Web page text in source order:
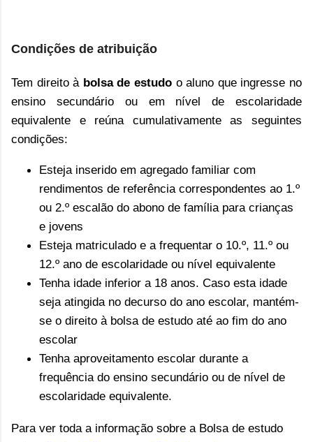
Condições de atribuição
Tem direito à bolsa de estudo o aluno que ingresse no
ensino secundário ou em nível de escolaridade
equivalente e reúna cumulativamente as seguintes
condições:
Esteja inserido em agregado familiar com
rendimentos de referência correspondentes ao 1.º
ou 2.º escalão do abono de família para crianças
e jovens
Esteja matriculado e a frequentar o 10.º, 11.º ou
12.º ano de escolaridade ou nível equivalente
Tenha idade inferior a 18 anos. Caso esta idade
seja atingida no decurso do ano escolar, mantém-
se o direito à bolsa de estudo até ao fim do ano
escolar
Tenha aproveitamento escolar durante a
frequência do ensino secundário ou de nível de
escolaridade equivalente.
Para ver toda a informação sobre a Bolsa de estudo